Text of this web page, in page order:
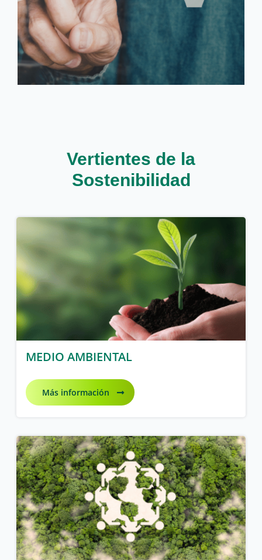
Vertientes de la
Sostenibilidad
MEDIO AMBIENTAL
Más información